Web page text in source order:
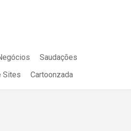
Saudações
Sites Cartoonzada